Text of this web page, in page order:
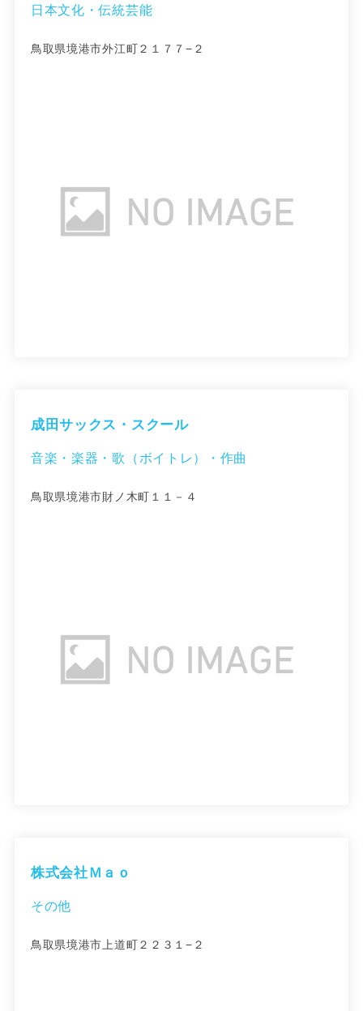
日本文化・伝統芸能
鳥取県境港市外江町２１７７−２
成田サックス・スクール
音楽・楽器・歌（ボイトレ）・作曲
鳥取県境港市財ノ木町１１－４
株式会社Ｍａｏ
その他
鳥取県境港市上道町２２３１−２